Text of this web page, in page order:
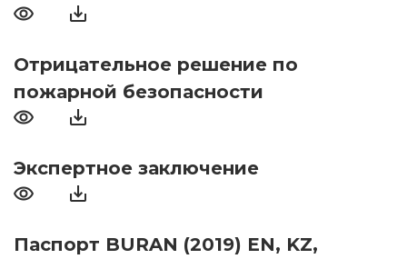
Отрицательное решение по
пожарной безопасности
Экспертное заключение
Паспорт BURAN (2019) EN, KZ,